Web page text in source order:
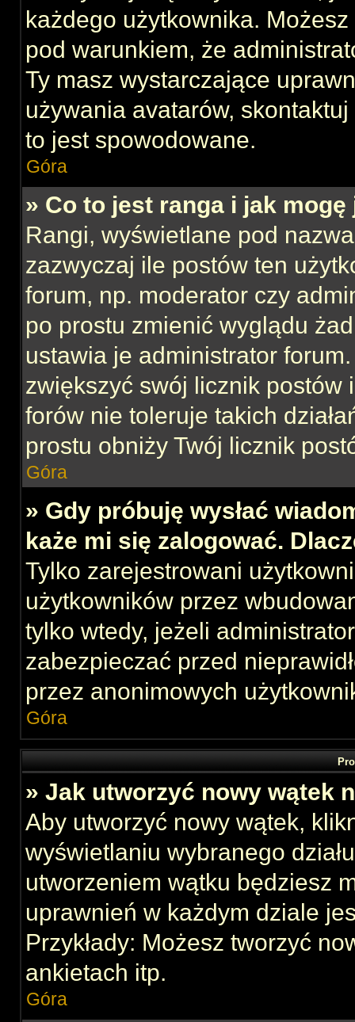
każdego użytkownika.
pod warunkiem, że
Ty masz wystarczające
używania avatarów,
to jest spowodowane.
Góra
» Co to jest ranga i jak mogę
Rangi, wyświetlane pod
zazwyczaj ile postów ten
forum, np. moderator czy
po prostu zmienić wyglądu
ustawia je administrator
zwiększyć swój licznik postów
forów nie toleruje takich
prostu obniży Twój licznik
Góra
» Gdy próbuję wysłać
każe mi się zalogować.
Tylko zarejestrowani
użytkowników przez
tylko wtedy, jeżeli
zabezpieczać przed
przez anonimowych
Góra
» Jak utworzyć nowy wątek
Aby utworzyć nowy wątek,
wyświetlaniu wybranego
utworzeniem wątku będziesz
uprawnień w każdym dziale
Przykłady: Możesz tworzyć
ankietach itp.
Góra